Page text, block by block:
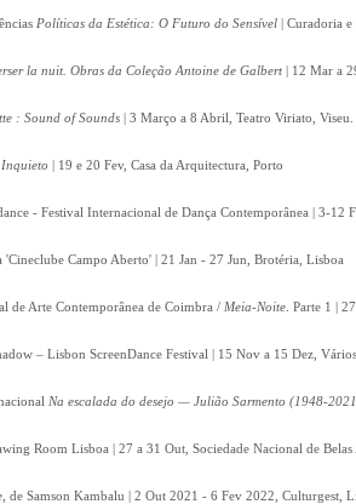
Políticas da Estética: O Futuro do Sensível | Curadoria
la nuit. Obras da Coleção Antoine de Galbert | 12 Mar a
: Sound of Sounds | 3 Março a 8 Abril, Teatro Viriato, Viseu.
Inquieto | 19 e 20 Fev, Casa da Arquitectura, Porto
- Festival Internacional de Dança Contemporânea | 3-12
'Cineclube Campo Aberto' | 21 Jan - 27 Jun, Brotéria, Lisboa
de Arte Contemporânea de Coimbra / Meia-Noite . Parte 1 |
– Lisbon ScreenDance Festival | 15 Nov a 15 Dez,
Na escalada do desejo — Julião Sarmento (1948-
Room Lisboa | 27 a 31 Out, Sociedade Nacional de
, de Samson Kambalu | 2 Out 2021 - 6 Fev 2022, Culturgest,